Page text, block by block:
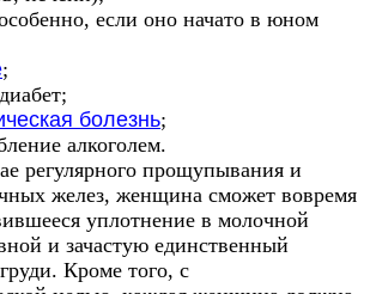
если оно начато в юном
;
болезнь;
алкоголем.
регулярного прощупывания и
желез, женщина сможет вовремя
уплотнение в молочной
и зачастую единственный
Кроме того, с